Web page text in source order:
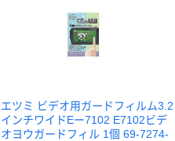
エツミ ビデオ用ガードフィルム3.2
インチワイドEー7102 E7102ビデ
オヨウガードフィル 1個 69-7274-